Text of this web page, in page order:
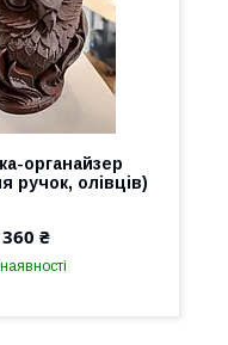
органайзер
ручок, олівців)
360 ₴